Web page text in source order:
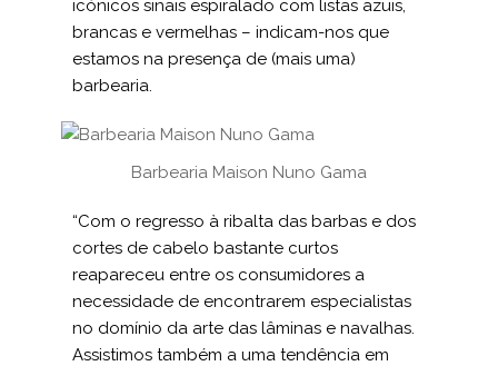
icónicos sinais espiralado com listas azuis,
brancas e vermelhas – indicam-nos que
estamos na presença de (mais uma)
barbearia.
Barbearia Maison Nuno Gama
“Com o regresso à ribalta das barbas e dos
cortes de cabelo bastante curtos
reapareceu entre os consumidores a
necessidade de encontrarem especialis­tas
no domínio da arte das lâminas e nava­lhas.
Assistimos também a uma tendência em